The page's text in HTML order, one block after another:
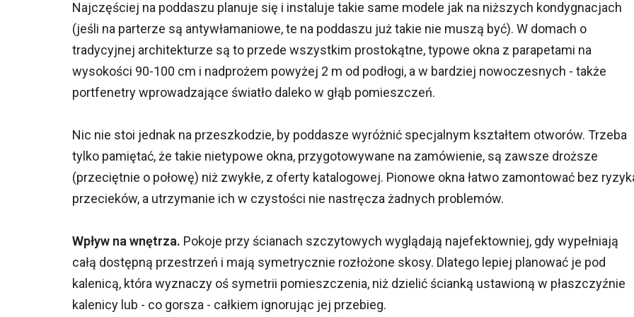
Najczęściej na poddaszu planuje się i instaluje takie same modele jak na niższych kondygnacjach
(jeśli na parterze są antywłamaniowe, te na poddaszu już takie nie muszą być). W domach o
tradycyjnej architekturze są to przede wszystkim prostokątne, typowe okna z parapetami na
wysokości 90-100 cm i nadprożem powyżej 2 m od podłogi, a w bardziej nowoczesnych - także
portfenetry wprowadzające światło daleko w głąb pomieszczeń.
Nic nie stoi jednak na przeszkodzie, by poddasze wyróżnić specjalnym kształtem otworów. Trzeba
tylko pamiętać, że takie nietypowe okna, przygotowywane na zamówienie, są zawsze droższe
(przeciętnie o połowę) niż zwykłe, z oferty katalogowej. Pionowe okna łatwo zamontować bez
przecieków, a utrzymanie ich w czystości nie nastręcza żadnych problemów.
Wpływ na wnętrza. Pokoje przy ścianach szczytowych wyglądają najefektowniej, gdy wypełniają
całą dostępną przestrzeń i mają symetrycznie rozłożone skosy. Dlatego lepiej planować je pod
kalenicą, która wyznaczy oś symetrii pomieszczenia, niż dzielić ścianką ustawioną w płaszczyźnie
kalenicy lub - co gorsza - całkiem ignorując jej przebieg.